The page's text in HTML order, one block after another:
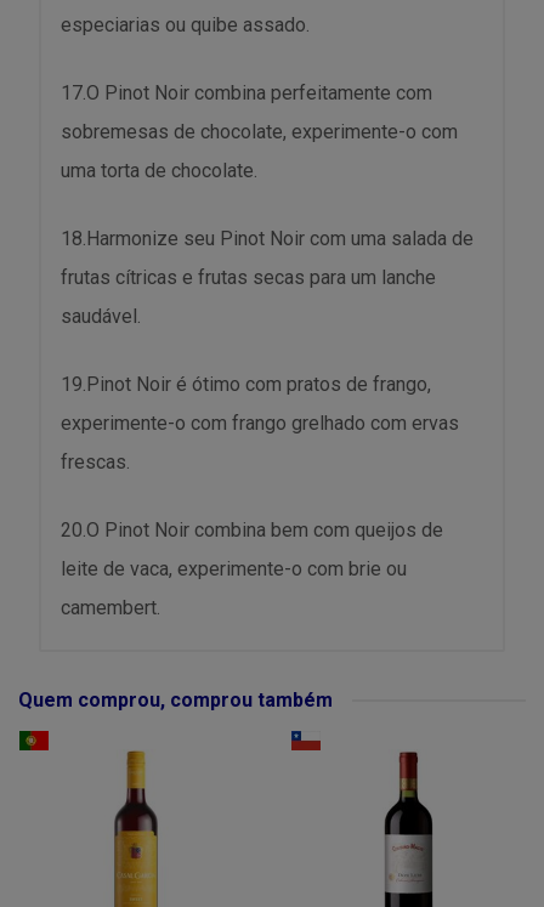
especiarias ou quibe assado.
17.O Pinot Noir combina perfeitamente com
sobremesas de chocolate, experimente-o com
uma torta de chocolate.
18.Harmonize seu Pinot Noir com uma salada de
frutas cítricas e frutas secas para um lanche
saudável.
19.Pinot Noir é ótimo com pratos de frango,
experimente-o com frango grelhado com ervas
frescas.
20.O Pinot Noir combina bem com queijos de
leite de vaca, experimente-o com brie ou
camembert.
Quem comprou, comprou também